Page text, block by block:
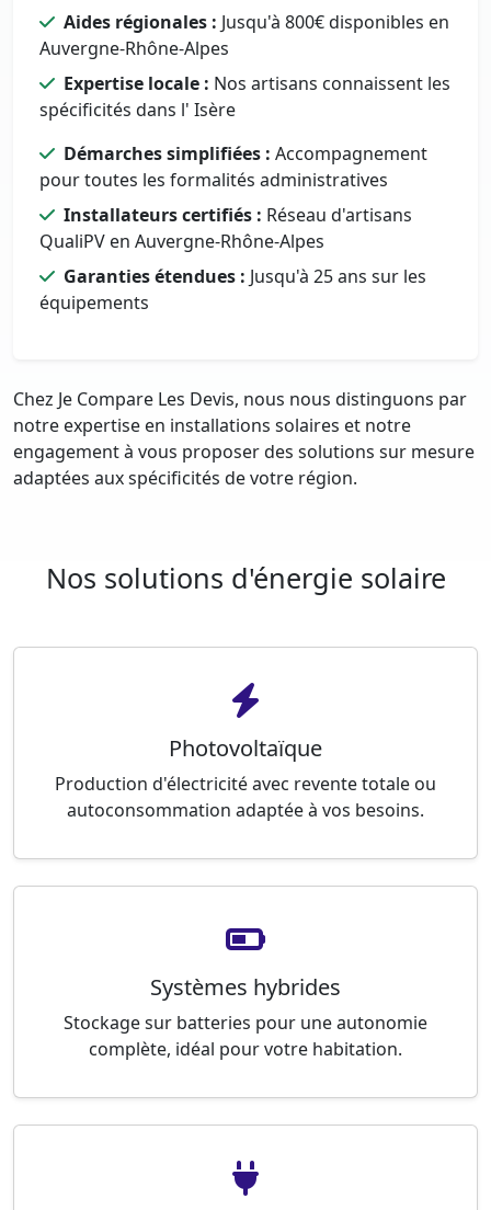
Aides régionales : Jusqu'à 800€ disponibles en
Auvergne-Rhône-Alpes
Expertise locale : Nos artisans connaissent les
spécificités dans l' Isère
Démarches simplifiées : Accompagnement
pour toutes les formalités administratives
Installateurs certifiés : Réseau d'artisans
QualiPV en Auvergne-Rhône-Alpes
Garanties étendues : Jusqu'à 25 ans sur les
équipements
Chez Je Compare Les Devis, nous nous distinguons par
notre expertise en installations solaires et notre
engagement à vous proposer des solutions sur mesure
adaptées aux spécificités de votre région.
Nos solutions d'énergie solaire
Photovoltaïque
Production d'électricité avec revente totale ou
autoconsommation adaptée à vos besoins.
Systèmes hybrides
Stockage sur batteries pour une autonomie
complète, idéal pour votre habitation.